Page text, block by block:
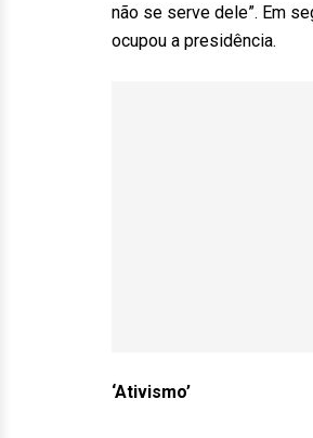
não se serve dele”. Em
ocupou a presidência.
‘Ativismo’